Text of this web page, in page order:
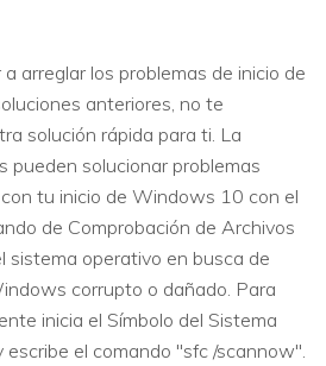
arreglar los problemas de inicio de
anteriores, no te
solución rápida para ti. La
pueden solucionar problemas
tu inicio de Windows 10 con el
de Comprobación de Archivos
sistema operativo en busca de
corrupto o dañado. Para
inicia el Símbolo del Sistema
escribe el comando "sfc /scannow".